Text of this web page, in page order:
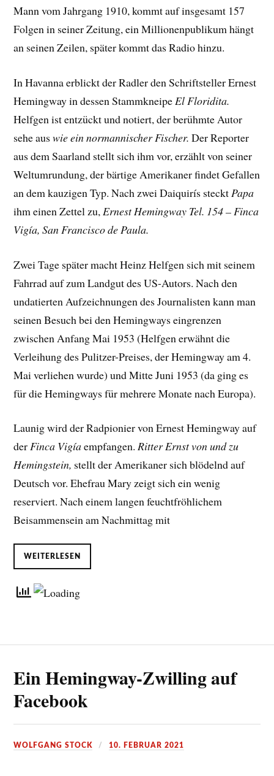
Mann vom Jahrgang 1910, kommt auf insgesamt 157
Folgen in seiner Zeitung, ein Millionenpublikum hängt
an seinen Zeilen, später kommt das Radio hinzu.
In Havanna erblickt der Radler den Schriftsteller Ernest
Hemingway in dessen Stammkneipe El Floridita.
Helfgen ist entzückt und notiert, der berühmte Autor
sehe auswie ein normannischer Fischer. Der Reporter
aus dem Saarland stellt sich ihm vor, erzählt von seiner
Weltumrundung, der bärtige Amerikaner findet Gefallen
an dem kauzigen Typ. Nach zwei Daiquirís steckt Papa
ihm einen Zettel zu, Ernest Hemingway Tel. 154 – Finca
Vigía, San Francisco de Paula.
Zwei Tage später macht Heinz Helfgen sich mit seinem
Fahrrad auf zum Landgut des US-Autors. Nach den
undatierten Aufzeichnungen des Journalisten kann man
seinen Besuch bei den Hemingways eingrenzen
zwischen Anfang Mai 1953 (Helfgen erwähnt die
Verleihung des Pulitzer-Preises, der Hemingway am 4.
Mai verliehen wurde) und Mitte Juni 1953 (da ging es
für die Hemingways für mehrere Monate nach Europa).
Launig wird der Radpionier von Ernest Hemingway auf
derFinca Vigíaempfangen. Ritter Ernst von und zu
Hemingstein, stellt der Amerikaner sich blödelnd auf
Deutsch vor. Ehefrau Mary zeigt sich ein wenig
reserviert. Nach einem langen feuchtfröhlichem
Beisammensein am Nachmittag mit
WEITERLESEN
Ein Hemingway-Zwilling auf
Facebook
WOLFGANG STOCK 10. FEBRUAR 2021